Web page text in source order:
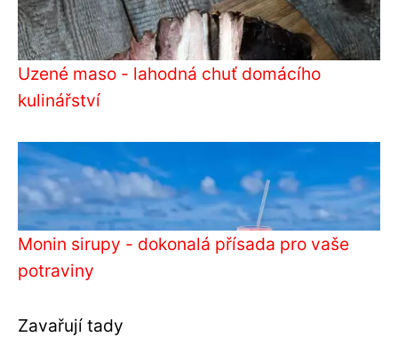
Uzené maso - lahodná chuť domácího
kulinářství
Monin sirupy - dokonalá přísada pro vaše
potraviny
Zavařují tady